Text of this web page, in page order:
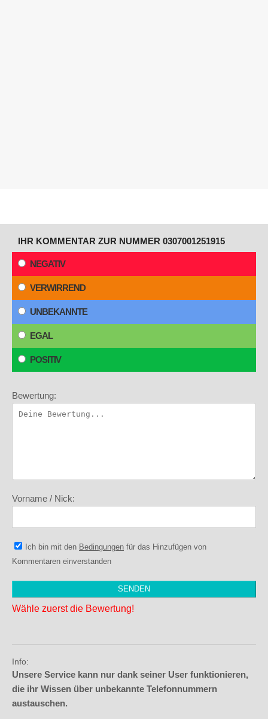
IHR KOMMENTAR ZUR NUMMER 0307001251915
NEGATIV
VERWIRREND
UNBEKANNTE
EGAL
POSITIV
Bewertung:
Vorname / Nick:
Ich bin mit den Bedingungen für das Hinzufügen von
Kommentaren einverstanden
Wähle zuerst die Bewertung!
Info:
Unsere Service kann nur dank seiner User funktionieren,
die ihr Wissen über unbekannte Telefonnummern
austauschen.